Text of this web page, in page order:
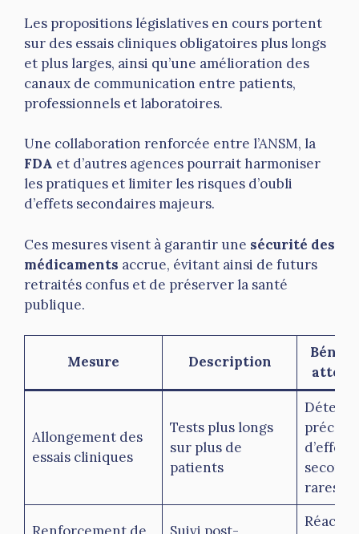
Les propositions législatives en cours portent
sur des essais cliniques obligatoires plus longs
et plus larges, ainsi qu’une amélioration des
canaux de communication entre patients,
professionnels et laboratoires.
Une collaboration renforcée entre l’ANSM, la
FDA et d’autres agences pourrait harmoniser
les pratiques et limiter les risques d’oubli
d’effets secondaires majeurs.
Ces mesures visent à garantir une sécurité des
médicaments accrue, évitant ainsi de futurs
retraités confus et de préserver la santé
publique.
Mesure Description
Allongement des
essais cliniques
Tests plus longs
sur plus de
patients
précoce
d’effets
rares